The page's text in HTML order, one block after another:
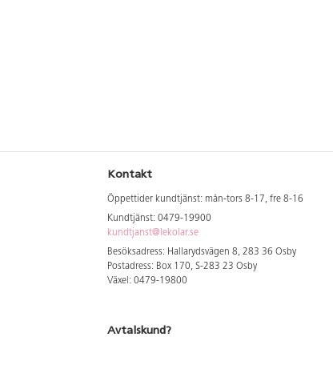
Kontakt
Öppettider kundtjänst: mån-tors 8-17, fre 8-16
Kundtjänst: 0479-19900
kundtjanst@lekolar.se
Besöksadress: Hallarydsvägen 8, 283 36 Osby
Postadress: Box 170, S-283 23 Osby
Växel: 0479-19800
Avtalskund?